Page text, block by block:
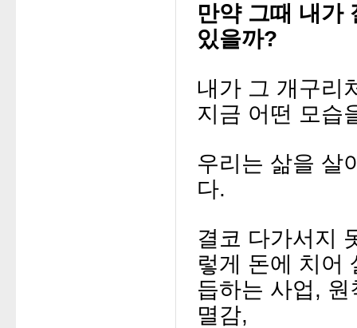
만약 그때 내가
있을까?
내가 그 개구리
지금 어떤 모습
우리는 삶을 살
다.
결코 다가서지
렇게 돈에 치어
듭하는 사업, 원
멸감,